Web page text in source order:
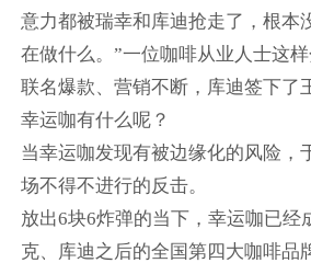
意力都被瑞幸和库迪抢走了，根本
在做什么。”一位咖啡从业人士这
联名爆款、营销不断，库迪签下了
幸运咖有什么呢？
当幸运咖发现有被边缘化的风险，
场不得不进行的反击。
放出6块6炸弹的当下，幸运咖已经
克、库迪之后的全国第四大咖啡品